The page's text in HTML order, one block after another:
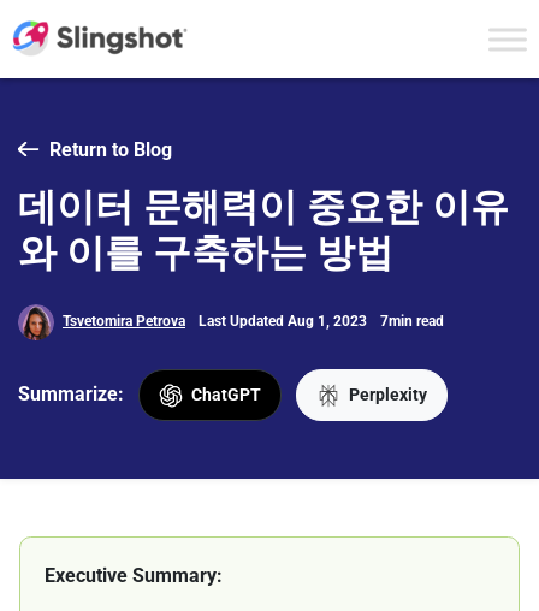
Return to Blog
데이터 문해력이 중요한 이유
와 이를 구축하는 방법
Tsvetomira Petrova Last Updated Aug 1, 2023 7min read
Summarize: ChatGPT Perplexity
Executive Summary: